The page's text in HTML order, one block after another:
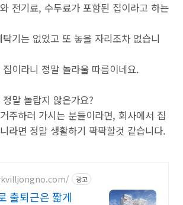
전기료, 수두료가 포함된 집이라고 하는
기는 없었고 또 놓을 자리조차 없습니
이라니 정말 놀라울 따름이네요.
말 놀랍지 않은가요?
주하러 가시는 분들이라면, 회사에서 집
라면 정말 생활하기 팍팍할것 같습니다.
광고
출퇴근은 짧게